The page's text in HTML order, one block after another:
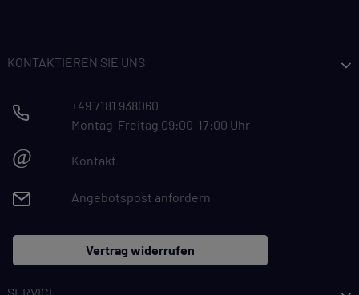
KONTAKTIEREN SIE UNS
+49 7181 938060
Montag-Freitag 09:00-17:00 Uhr
@ Kontakt
Angebotspost anfordern
Vertrag widerrufen
SERVICE